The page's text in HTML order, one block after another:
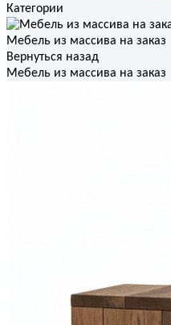
Категории
Мебель из массива на заказ
Вернуться назад
Мебель из массива на заказ